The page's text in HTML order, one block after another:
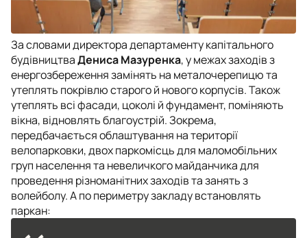
За словами директора департаменту капітального
будівництваДениса Мазуренка, у межах заходів з
енергозбереження замінять на металочерепицю та
утеплять покрівлю старого й нового корпусів. Також
утеплять всі фасади, цоколі й фундамент, поміняють
вікна, відновлять благоустрій. Зокрема,
передбачається облаштування на території
велопарковки, двох паркомісць для маломобільних
груп населення та невеличкого майданчика для
проведення різноманітних заходів та занять з
волейболу. А по периметру закладу встановлять
паркан: